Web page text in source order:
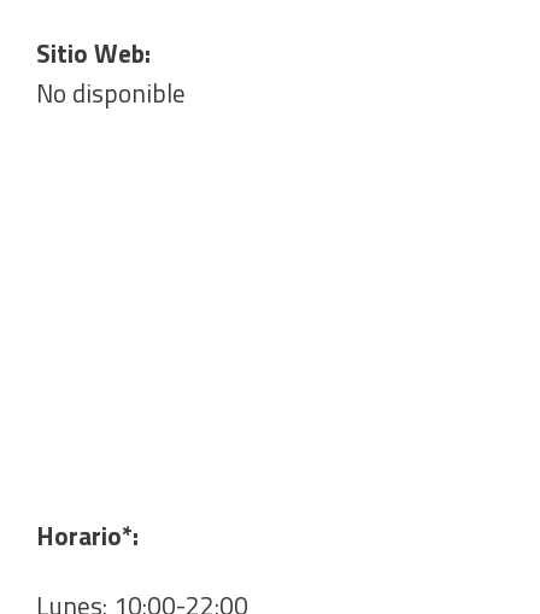
Sitio Web:
No disponible
Horario*:
Lunes: 10:00-22:00